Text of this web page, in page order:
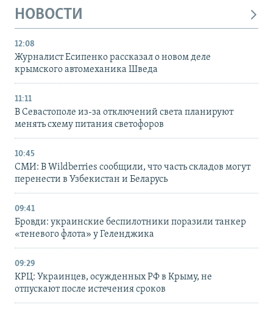
НОВОСТИ
12:08
Журналист Есипенко рассказал о новом деле
крымского автомеханика Шведа
11:11
В Севастополе из-за отключений света планируют
менять схему питания светофоров
10:45
СМИ: В Wildberries сообщили, что часть складов могут
перенести в Узбекистан и Беларусь
09:41
Бровди: украинские беспилотники поразили танкер
«теневого флота» у Геленджика
09:29
КРЦ: Украинцев, осужденных РФ в Крыму, не
отпускают после истечения сроков